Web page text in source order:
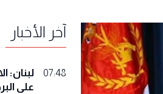
آخر الأخبار
07:48
لبنان:
على